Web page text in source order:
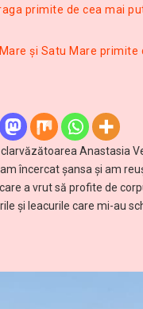
primite de cea mai
și Satu Mare
Anastasia
încercat şansa şi am
a vrut să profite de
și leacurile care mi-au